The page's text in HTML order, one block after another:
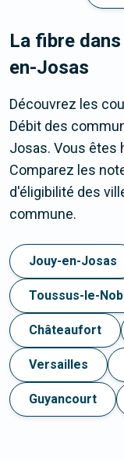
La fibre
en-Josas
Découvrez les
Débit des
Josas. Vous êtes
Comparez les
d'éligibilité des
commune.
Jouy-en-Josas
Toussus-le-
Châteaufort
Versailles
Guyancourt